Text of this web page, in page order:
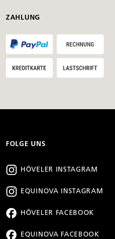
ZAHLUNG
FOLGE UNS
HÖVELER INSTAGRAM
EQUINOVA INSTAGRAM
HÖVELER FACEBOOK
EQUINOVA FACEBOOK